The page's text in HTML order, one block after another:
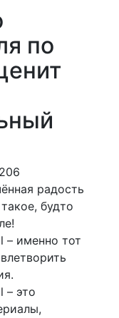
по
радость
будто
– именно тот
– это